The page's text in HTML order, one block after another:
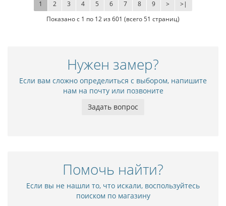
1 2 3 4 5 6 7 8 9 > >|
Показано с 1 по 12 из 601 (всего 51 страниц)
Нужен замер?
Если вам сложно определиться с выбором, напишите
нам на почту или позвоните
Задать вопрос
Помочь найти?
Если вы не нашли то, что искали, воспользуйтесь
поиском по магазину